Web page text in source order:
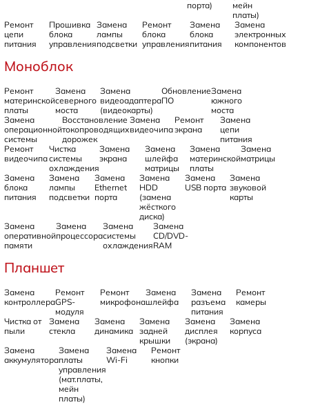
порта)
мейн
платы)
Ремонт
цепи
питания
Прошивка
блока
управления
Замена
лампы
подсветки
Ремонт
блока
управления
Замена
блока
питания
Замена
электронных
компонентов
Моноблок
Ремонт
материнской
платы
Замена
северного
моста
Замена
видеоадаптера
(видеокарты)
Обновление
ПО
Замена
южного
моста
Замена
операционной
системы
Восстановление
токопроводящих
дорожек
Замена
видеочипа
Ремонт
экрана
Замена
цепи
питания
Ремонт
видеочипа
Чистка
системы
охлаждения
Замена
экрана
Замена
шлейфа
матрицы
Замена
материнской
платы
Замена
матрицы
Замена
блока
питания
Замена
лампы
подсветки
Замена
Ethernet
порта
Замена
HDD
(замена
жёсткого
диска)
Замена
USB порта
Замена
звуковой
карты
Замена
оперативной
памяти
Замена
процессора
Замена
системы
охлаждения
Замена
CD/DVD-
RAM
Планшет
Замена
контроллера
Ремонт
GPS-
модуля
Ремонт
микрофона
Замена
шлейфа
Замена
разъема
питания
Ремонт
камеры
Чистка от
пыли
Замена
стекла
Замена
динамика
Замена
задней
крышки
Замена
дисплея
(экрана)
Замена
корпуса
Замена
аккумулятора
Замена
платы
управления
(мат.платы,
мейн
платы)
Замена
Wi-Fi
Ремонт
кнопки